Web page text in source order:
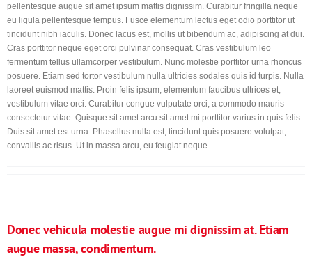
pellentesque augue sit amet ipsum mattis dignissim. Curabitur fringilla neque
eu ligula pellentesque tempus. Fusce elementum lectus eget odio porttitor ut
tincidunt nibh iaculis. Donec lacus est, mollis ut bibendum ac, adipiscing at dui.
Cras porttitor neque eget orci pulvinar consequat. Cras vestibulum leo
fermentum tellus ullamcorper vestibulum. Nunc molestie porttitor urna rhoncus
posuere. Etiam sed tortor vestibulum nulla ultricies sodales quis id turpis. Nulla
laoreet euismod mattis. Proin felis ipsum, elementum faucibus ultrices et,
vestibulum vitae orci. Curabitur congue vulputate orci, a commodo mauris
consectetur vitae. Quisque sit amet arcu sit amet mi porttitor varius in quis felis.
Duis sit amet est urna. Phasellus nulla est, tincidunt quis posuere volutpat,
convallis ac risus. Ut in massa arcu, eu feugiat neque.
Donec vehicula molestie augue mi dignissim at. Etiam
augue massa, condimentum.